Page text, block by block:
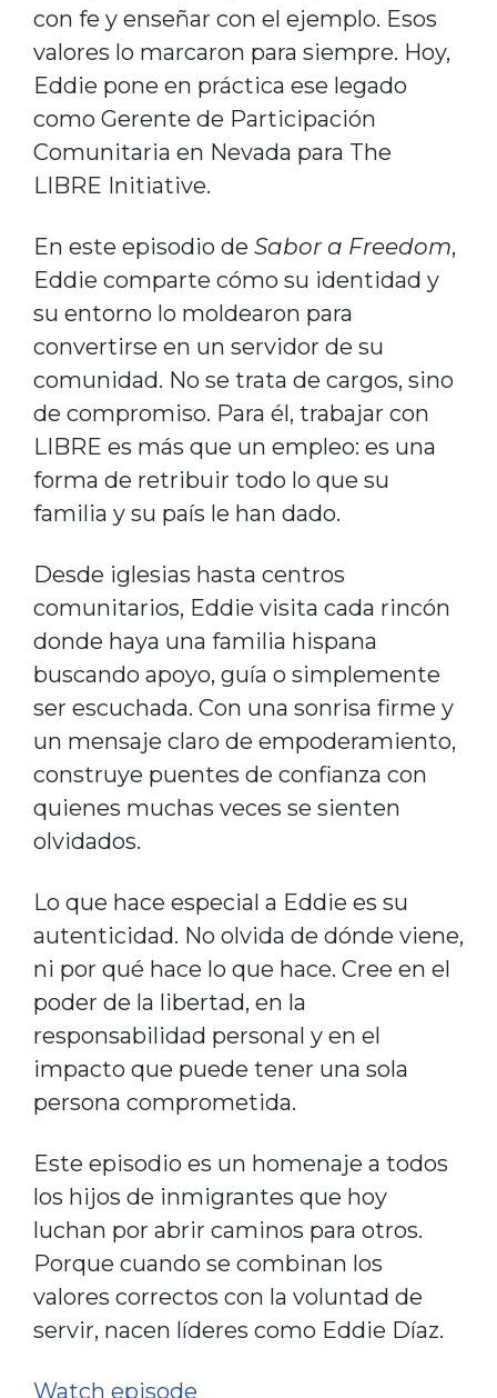
con fe y enseñar con el ejemplo. Esos
valores lo marcaron para siempre. Hoy,
Eddie pone en práctica ese legado
como Gerente de Participación
Comunitaria en Nevada para The
LIBRE Initiative.
En este episodio de Sabor a Freedom,
Eddie comparte cómo su identidad y
su entorno lo moldearon para
convertirse en un servidor de su
comunidad. No se trata de cargos, sino
de compromiso. Para él, trabajar con
LIBRE es más que un empleo: es una
forma de retribuir todo lo que su
familia y su país le han dado.
Desde iglesias hasta centros
comunitarios, Eddie visita cada rincón
donde haya una familia hispana
buscando apoyo, guía o simplemente
ser escuchada. Con una sonrisa firme y
un mensaje claro de empoderamiento,
construye puentes de confianza con
quienes muchas veces se sienten
olvidados.
Lo que hace especial a Eddie es su
autenticidad. No olvida de dónde viene,
ni por qué hace lo que hace. Cree en el
poder de la libertad, en la
responsabilidad personal y en el
impacto que puede tener una sola
persona comprometida.
Este episodio es un homenaje a todos
los hijos de inmigrantes que hoy
luchan por abrir caminos para otros.
Porque cuando se combinan los
valores correctos con la voluntad de
servir, nacen líderes como Eddie Díaz.
Watch episode